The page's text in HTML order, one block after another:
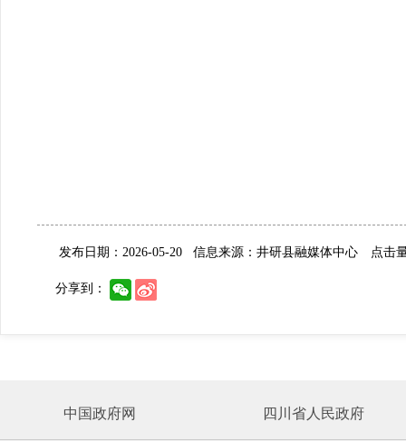
发布日期：2026-05-20 信息来源：井研县融媒体中心 点击
分享到：
中国政府网 四川省人民政府